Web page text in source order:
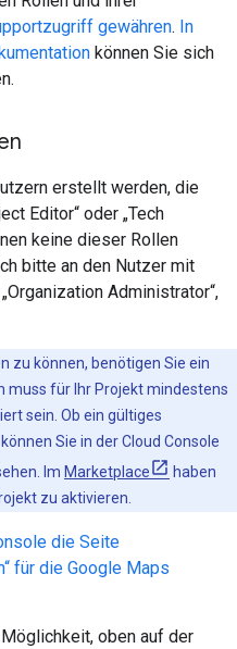
gewähren. In
können Sie sich
erstellt werden, die
Editor“ oder „Tech
keine dieser Rollen
bitte an den Nutzer mit
Administrator“,
zu können, benötigen Sie ein
muss für Ihr Projekt mindestens
sein. Ob ein gültiges
Sie in der Cloud Console
Im Marketplace
haben
zu aktivieren.
die Seite
für die Google Maps
oben auf der